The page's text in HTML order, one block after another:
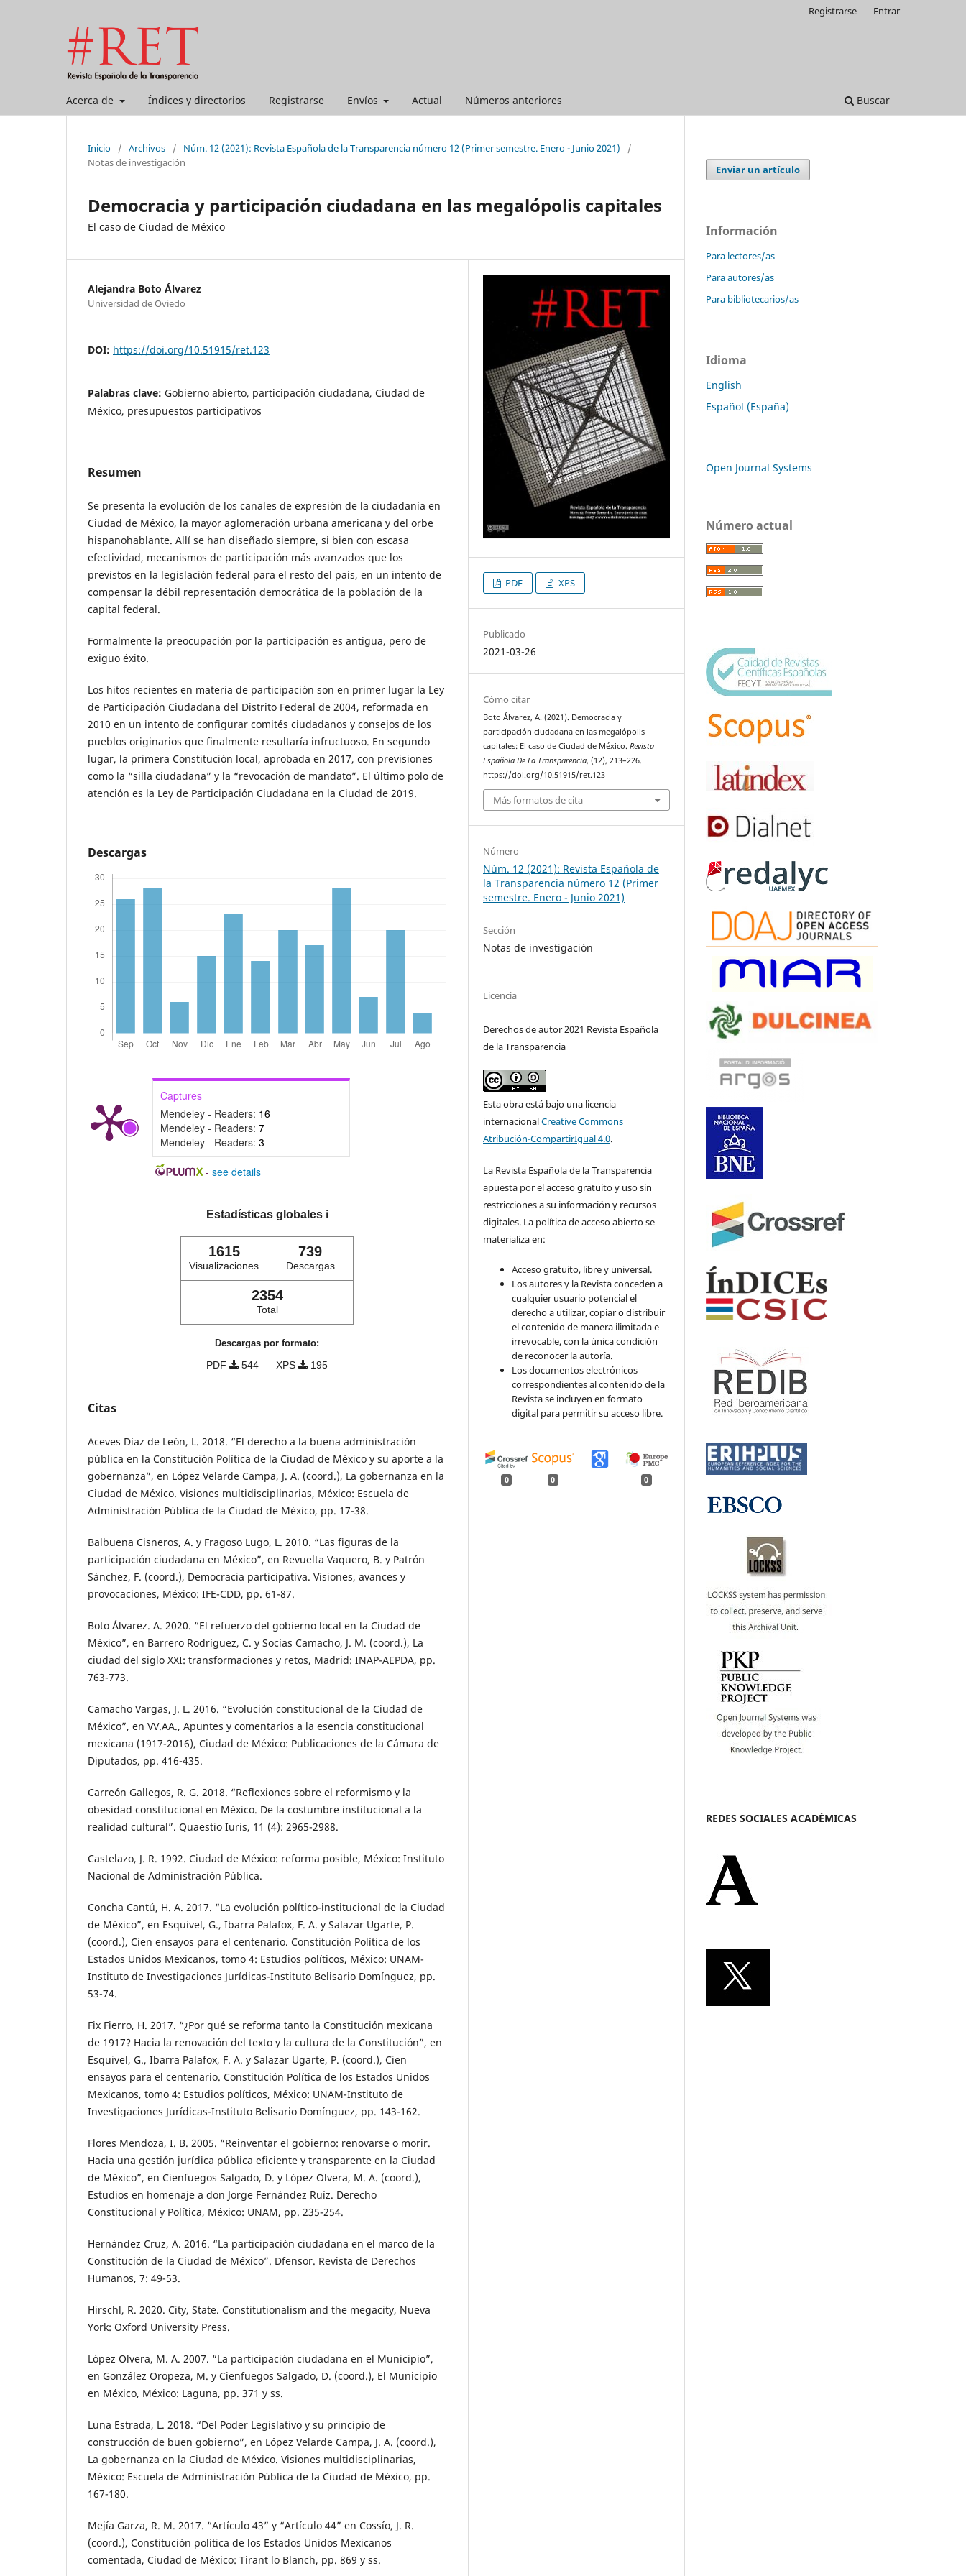
Acerca de Índices y directorios Registrarse Envíos Actual Números anteriores Buscar
Registrarse Entrar
Inicio / Archivos / Núm. 12 (2021): Revista Española de la Transparencia número 12 (Primer semestre. Enero - Junio 2021)
/
Notas de investigación
Democracia y participación ciudadana en las megalópolis capitales
El caso de Ciudad de México
Alejandra Boto Álvarez
Universidad de Oviedo
DOI: https://doi.org/10.51915/ret.123
Palabras clave: Gobierno abierto, participación ciudadana, Ciudad de
México, presupuestos participativos
Resumen
Se presenta la evolución de los canales de expresión de la ciudadanía en
Ciudad de México, la mayor aglomeración urbana americana y del orbe
hispanohablante. Allí se han diseñado siempre, si bien con escasa
efectividad, mecanismos de participación más avanzados que los
previstos en la legislación federal para el resto del país, en un intento de
compensar la débil representación democrática de la población de la
capital federal.
Formalmente la preocupación por la participación es antigua, pero de
exiguo éxito.
Los hitos recientes en materia de participación son en primer lugar la Ley
de Participación Ciudadana del Distrito Federal de 2004, reformada en
2010 en un intento de configurar comités ciudadanos y consejos de los
pueblos originarios que finalmente resultaría infructuoso. En segundo
lugar, la primera Constitución local, aprobada en 2017, con previsiones
como la “silla ciudadana” y la “revocación de mandato”. El último polo de
atención es la Ley de Participación Ciudadana en la Ciudad de 2019.
Descargas
Captures
Mendeley - Readers: 16
Mendeley - Readers: 7
Mendeley - Readers: 3
- see details
Estadísticas globales ℹ️
1615
Visualizaciones
739
Descargas
2354
Total
Descargas por formato:
PDF 544 XPS 195
Citas
Aceves Díaz de León, L. 2018. “El derecho a la buena administración
pública en la Constitución Política de la Ciudad de México y su aporte a la
gobernanza”, en López Velarde Campa, J. A. (coord.), La gobernanza en la
Ciudad de México. Visiones multidisciplinarias, México: Escuela de
Administración Pública de la Ciudad de México, pp. 17-38.
Balbuena Cisneros, A. y Fragoso Lugo, L. 2010. “Las figuras de la
participación ciudadana en México”, en Revuelta Vaquero, B. y Patrón
Sánchez, F. (coord.), Democracia participativa. Visiones, avances y
provocaciones, México: IFE-CDD, pp. 61-87.
Boto Álvarez. A. 2020. “El refuerzo del gobierno local en la Ciudad de
México”, en Barrero Rodríguez, C. y Socías Camacho, J. M. (coord.), La
ciudad del siglo XXI: transformaciones y retos, Madrid: INAP-AEPDA, pp.
763-773.
Camacho Vargas, J. L. 2016. “Evolución constitucional de la Ciudad de
México”, en VV.AA., Apuntes y comentarios a la esencia constitucional
mexicana (1917-2016), Ciudad de México: Publicaciones de la Cámara de
Diputados, pp. 416-435.
Carreón Gallegos, R. G. 2018. “Reflexiones sobre el reformismo y la
obesidad constitucional en México. De la costumbre institucional a la
realidad cultural”. Quaestio Iuris, 11 (4): 2965-2988.
Castelazo, J. R. 1992. Ciudad de México: reforma posible, México: Instituto
Nacional de Administración Pública.
Concha Cantú, H. A. 2017. “La evolución político-institucional de la Ciudad
de México”, en Esquivel, G., Ibarra Palafox, F. A. y Salazar Ugarte, P.
(coord.), Cien ensayos para el centenario. Constitución Política de los
Estados Unidos Mexicanos, tomo 4: Estudios políticos, México: UNAM-
Instituto de Investigaciones Jurídicas-Instituto Belisario Domínguez, pp.
53-74.
Fix Fierro, H. 2017. “¿Por qué se reforma tanto la Constitución mexicana
de 1917? Hacia la renovación del texto y la cultura de la Constitución”, en
Esquivel, G., Ibarra Palafox, F. A. y Salazar Ugarte, P. (coord.), Cien
ensayos para el centenario. Constitución Política de los Estados Unidos
Mexicanos, tomo 4: Estudios políticos, México: UNAM-Instituto de
Investigaciones Jurídicas-Instituto Belisario Domínguez, pp. 143-162.
Flores Mendoza, I. B. 2005. “Reinventar el gobierno: renovarse o morir.
Hacia una gestión jurídica pública eficiente y transparente en la Ciudad
de México”, en Cienfuegos Salgado, D. y López Olvera, M. A. (coord.),
Estudios en homenaje a don Jorge Fernández Ruíz. Derecho
Constitucional y Política, México: UNAM, pp. 235-254.
Hernández Cruz, A. 2016. “La participación ciudadana en el marco de la
Constitución de la Ciudad de México”. Dfensor. Revista de Derechos
Humanos, 7: 49-53.
Hirschl, R. 2020. City, State. Constitutionalism and the megacity, Nueva
York: Oxford University Press.
López Olvera, M. A. 2007. “La participación ciudadana en el Municipio”,
en González Oropeza, M. y Cienfuegos Salgado, D. (coord.), El Municipio
en México, México: Laguna, pp. 371 y ss.
Luna Estrada, L. 2018. “Del Poder Legislativo y su principio de
construcción de buen gobierno”, en López Velarde Campa, J. A. (coord.),
La gobernanza en la Ciudad de México. Visiones multidisciplinarias,
México: Escuela de Administración Pública de la Ciudad de México, pp.
167-180.
Mejía Garza, R. M. 2017. “Artículo 43” y “Artículo 44” en Cossío, J. R.
(coord.), Constitución política de los Estados Unidos Mexicanos
comentada, Ciudad de México: Tirant lo Blanch, pp. 869 y ss.
PDF XPS
Publicado
2021-03-26
Cómo citar
Boto Álvarez, A. (2021). Democracia y
participación ciudadana en las megalópolis
capitales: El caso de Ciudad de México.Revista
Española De La Transparencia, (12), 213–226.
https://doi.org/10.51915/ret.123
Más formatos de cita
Número
Núm. 12 (2021): Revista Española de
la Transparencia número 12 (Primer
semestre. Enero - Junio 2021)
Sección
Notas de investigación
Licencia
Derechos de autor 2021 Revista Española
de la Transparencia
Esta obra está bajo una licencia
internacionalCreative Commons
Atribución-CompartirIgual 4.0.
La Revista Española de la Transparencia
apuesta por el acceso gratuito y uso sin
restricciones a su información y recursos
digitales. La política de acceso abierto se
materializa en:
Acceso gratuito, libre y universal.
Los autores y la Revista conceden a
cualquier usuario potencial el
derecho a utilizar, copiar o distribuir
el contenido de manera ilimitada e
irrevocable, con la única condición
de reconocer la autoría.
Los documentos electrónicos
correspondientes al contenido de la
Revista se incluyen en formato
digital para permitir su acceso libre.
0 0 0
Enviar un artículo
Información
Para lectores/as
Para autores/as
Para bibliotecarios/as
Idioma
English
Español (España)
Open Journal Systems
Número actual
REDES SOCIALES ACADÉMICAS